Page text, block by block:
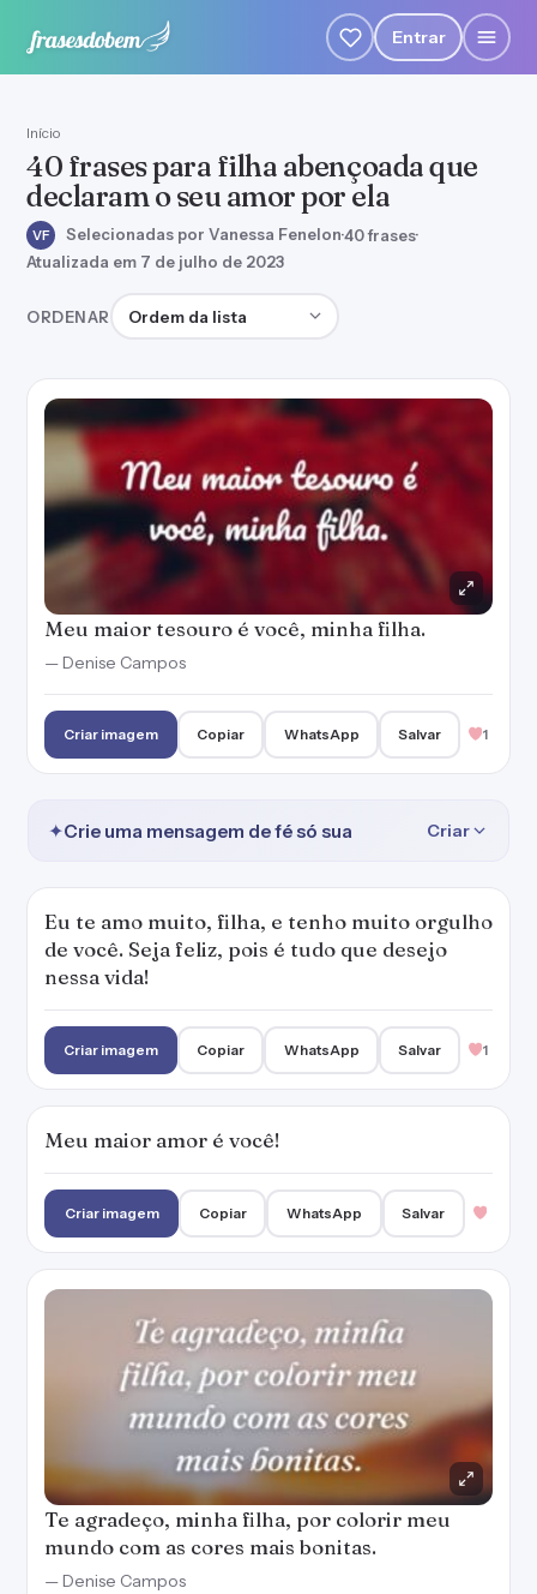
Entrar
Início
40 frases para filha abençoada que
declaram o seu amor por ela
VF Selecionadas por Vanessa Fenelon·40 frases·
Atualizada em 7 de julho de 2023
ORDENAR Ordenar frases
Meu maior tesouro é você, minha filha.
— Denise Campos
Criar imagem Copiar WhatsApp Salvar 1
✦Crie uma mensagem de fé só sua Criar
Eu te amo muito, filha, e tenho muito orgulho
de você. Seja feliz, pois é tudo que desejo
nessa vida!
Criar imagem Copiar WhatsApp Salvar 1
Meu maior amor é você!
Criar imagem Copiar WhatsApp Salvar
Te agradeço, minha filha, por colorir meu
mundo com as cores mais bonitas.
— Denise Campos